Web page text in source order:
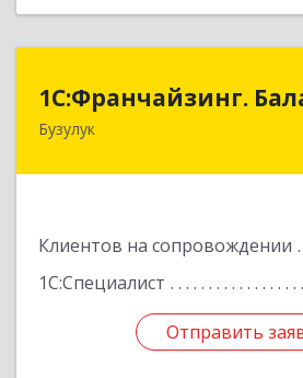
1С:Франчайзинг.
Бузулук
Клиентов на сопровождении
1С:Специалист
Отправить
461040, Оренбургская
Отправить